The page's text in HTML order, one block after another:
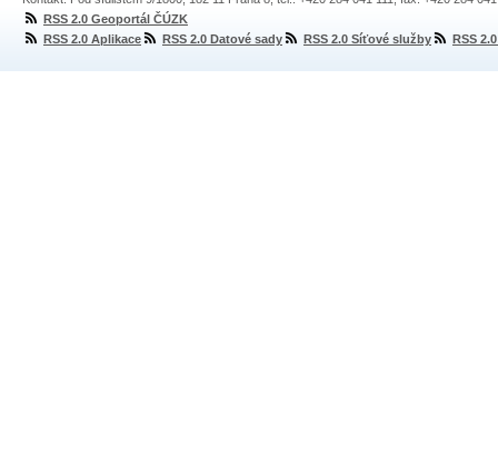
RSS 2.0 Geoportál ČÚZK
RSS 2.0 Aplikace
RSS 2.0 Datové sady RSS 2.0 Síťové služby RSS